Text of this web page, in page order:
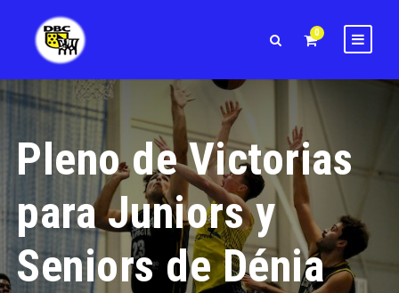
0
Pleno de Victorias
para Juniors y
Seniors de Dénia